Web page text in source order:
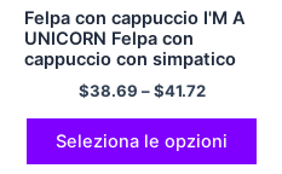
Felpa con cappuccio I'M A
UNICORN Felpa con
cappuccio con simpatico
cartone animato per
bambini
$38.69 –$41.72
Seleziona le opzioni